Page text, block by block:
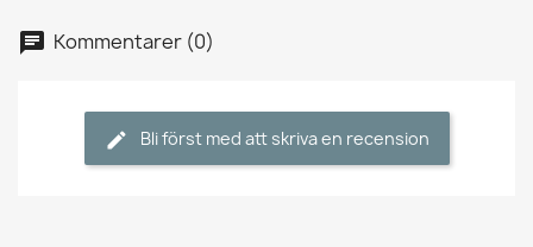
Kommentarer (0)
Bli först med att skriva en recension